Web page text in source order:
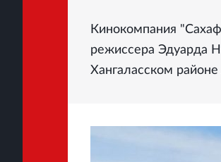
Кинокомпания
режиссера Эдуарда
Хангаласском